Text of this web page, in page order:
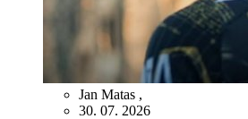
Jan Matas ,
30. 07. 2026